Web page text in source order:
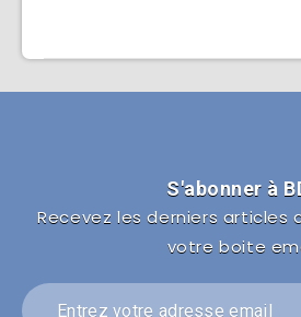
S'abonner à
Recevez les derniers articles
votre boite